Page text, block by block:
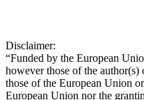
Disclaimer:
“Funded by the European
however those of the
those of the European Union
European Union nor the